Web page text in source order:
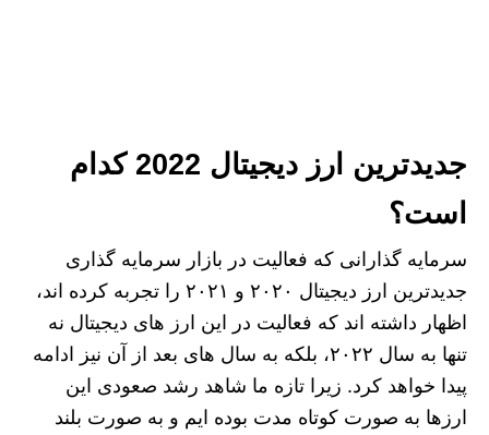
جدیدترین ارز دیجیتال 2022 کدام
است؟
سرمایه گذارانی که فعالیت در بازار سرمایه گذاری
جدیدترین ارز دیجیتال ۲۰۲۰ و ۲۰۲۱ را تجربه کرده اند،
اظهار داشته اند که فعالیت در این ارز های دیجیتال نه
تنها به سال ۲۰۲۲، بلکه به سال های بعد از آن نیز ادامه
پیدا خواهد کرد. زیرا تازه ما شاهد رشد صعودی این
ارزها به صورت کوتاه مدت بوده ایم و به صورت بلند